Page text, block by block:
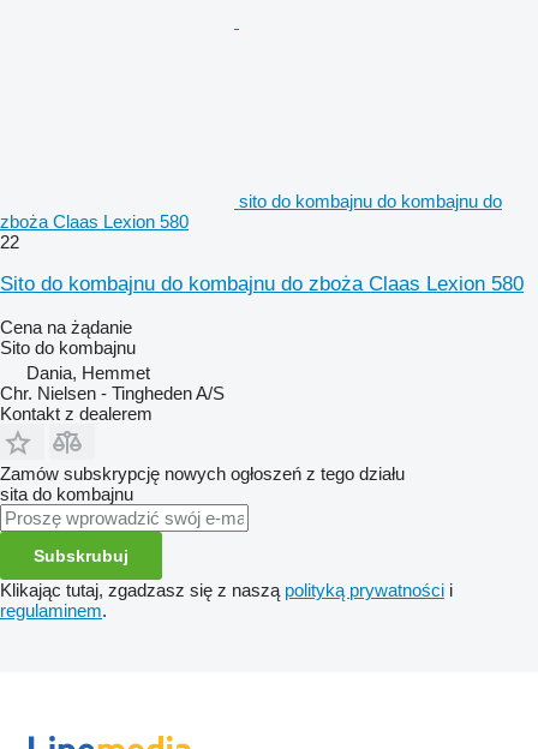
sito do kombajnu do kombajnu do
zboża Claas Lexion 580
22
Sito do kombajnu do kombajnu do zboża Claas Lexion 580
Cena na żądanie
Sito do kombajnu
Dania, Hemmet
Chr. Nielsen - Tingheden A/S
Kontakt z dealerem
Zamów subskrypcję nowych ogłoszeń z tego działu
sita do kombajnu
Subskrubuj
Klikając tutaj, zgadzasz się z naszą polityką prywatności i
regulaminem.